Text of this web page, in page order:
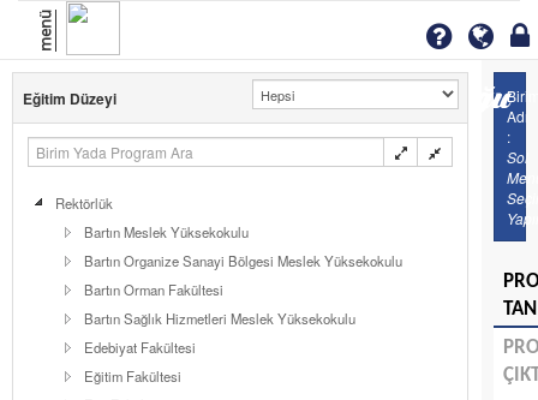
menü
Eğitim Düzeyi
Rektörlük
Bartın Meslek Yüksekokulu
Bartın Organize Sanayi Bölgesi Meslek Yüksekokulu
Bartın Orman Fakültesi
Bartın Sağlık Hizmetleri Meslek Yüksekokulu
Edebiyat Fakültesi
Eğitim Fakültesi
Adı
:
Sol